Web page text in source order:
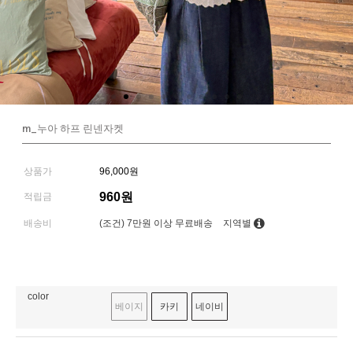
m_누아 하프 린넨자켓
상품가 96,000원
적립금 960원
배송비 (조건) 7만원 이상 무료배송 지역별
color
베이지
카키 네이비